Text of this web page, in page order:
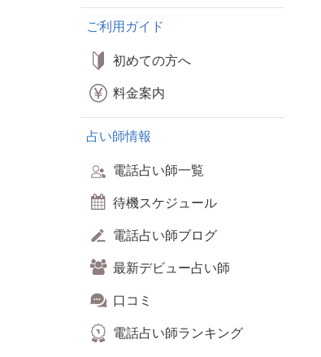
ご利用ガイド
初めての方へ
料金案内
占い師情報
電話占い師一覧
待機スケジュール
電話占い師ブログ
最新デビュー占い師
口コミ
電話占い師ランキング